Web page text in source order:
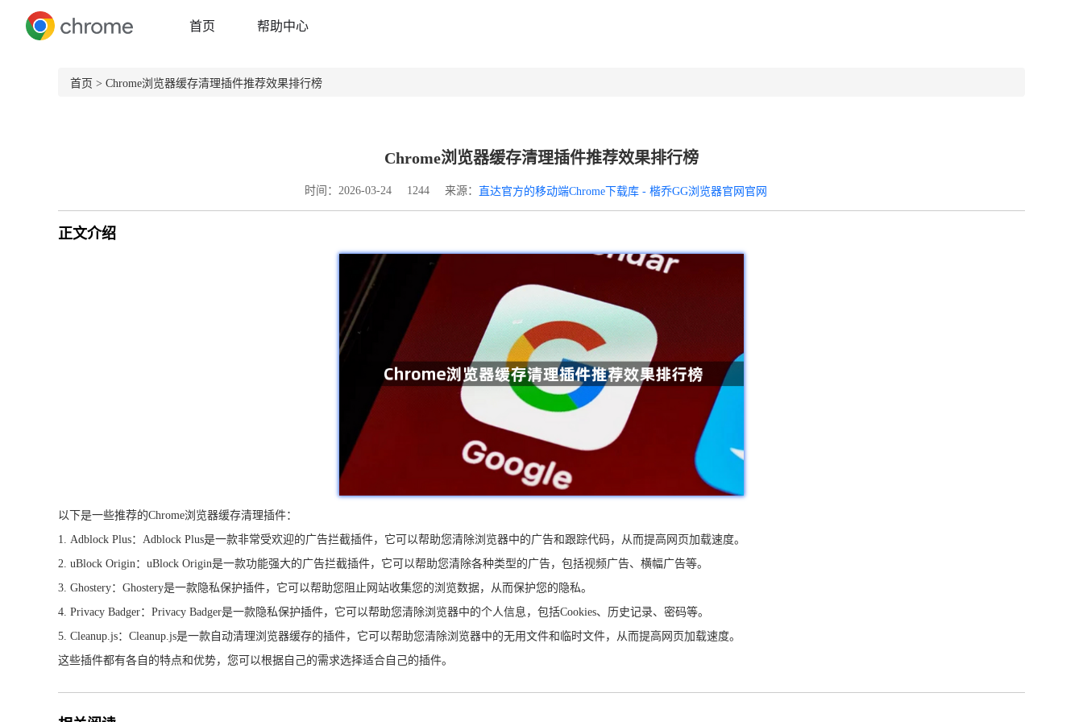
首页 帮助中心
首页 > Chrome浏览器缓存清理插件推荐效果排行榜
Chrome浏览器缓存清理插件推荐效果排行榜
时间：2026-03-24 1244 来源： 直达官方的移动端Chrome下载库 - 楷乔GG浏览器官网官网
正文介绍
以下是一些推荐的Chrome浏览器缓存清理插件：
1. Adblock Plus：Adblock Plus是一款非常受欢迎的广告拦截插件，它可以帮助您清除浏览器中的广告和跟踪代码，从而提高网页加载速度。
2. uBlock Origin：uBlock Origin是一款功能强大的广告拦截插件，它可以帮助您清除各种类型的广告，包括视频广告、横幅广告等。
3. Ghostery：Ghostery是一款隐私保护插件，它可以帮助您阻止网站收集您的浏览数据，从而保护您的隐私。
4. Privacy Badger：Privacy Badger是一款隐私保护插件，它可以帮助您清除浏览器中的个人信息，包括Cookies、历史记录、密码等。
5. Cleanup.js：Cleanup.js是一款自动清理浏览器缓存的插件，它可以帮助您清除浏览器中的无用文件和临时文件，从而提高网页加载速度。
这些插件都有各自的特点和优势，您可以根据自己的需求选择适合自己的插件。